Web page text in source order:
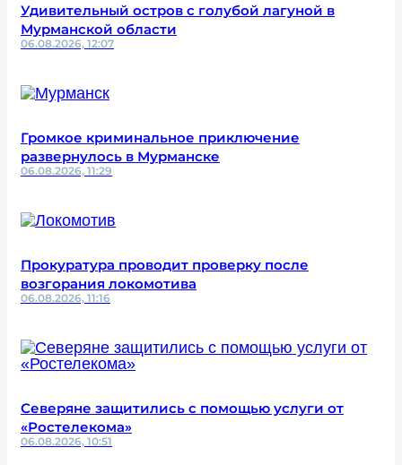
Удивительный остров с голубой лагуной в
Мурманской области
06.08.2026, 12:07
Громкое криминальное приключение
развернулось в Мурманске
06.08.2026, 11:29
Прокуратура проводит проверку после
возгорания локомотива
06.08.2026, 11:16
Северяне защитились с помощью услуги от
«Ростелекома»
06.08.2026, 10:51